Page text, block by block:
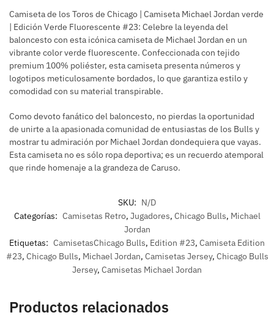
Camiseta de los Toros de Chicago | Camiseta Michael Jordan verde
| Edición Verde Fluorescente #23: Celebre la leyenda del
baloncesto con esta icónica camiseta de Michael Jordan en un
vibrante color verde fluorescente. Confeccionada con tejido
premium 100% poliéster, esta camiseta presenta números y
logotipos meticulosamente bordados, lo que garantiza estilo y
comodidad con su material transpirable.
Como devoto fanático del baloncesto, no pierdas la oportunidad
de unirte a la apasionada comunidad de entusiastas de los Bulls y
mostrar tu admiración por Michael Jordan dondequiera que vayas.
Esta camiseta no es sólo ropa deportiva; es un recuerdo atemporal
que rinde homenaje a la grandeza de Caruso.
SKU: N/D
Categorías: Camisetas Retro, Jugadores, Chicago Bulls, Michael
Jordan
Etiquetas: CamisetasChicago Bulls, Edition #23, Camiseta Edition
#23, Chicago Bulls, Michael Jordan, Camisetas Jersey, Chicago Bulls
Jersey, Camisetas Michael Jordan
Productos relacionados